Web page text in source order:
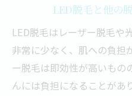
LED脱毛と他の
LED脱毛はレーザー脱毛や
非常に少なく、肌への負担
ー脱毛は即効性が高いもの
んには負担になることがあ